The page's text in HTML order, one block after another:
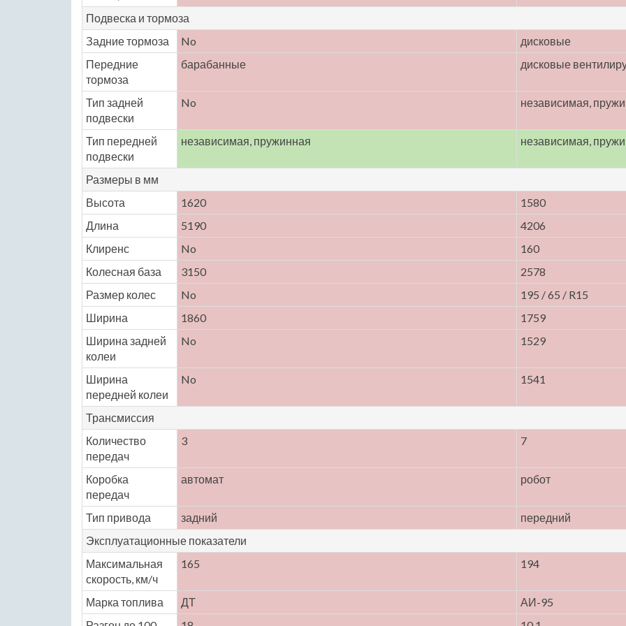
Подвеска и тормоза
Задние тормоза
No
дисковые
Передние
тормоза
барабанные дисковые
Тип задней
подвески
No независимая,
Тип передней
подвески
независимая, пружинная независимая,
Размеры в мм
Высота
1620
1580
Длина
5190
4206
Клиренс
No
160
Колесная база
3150
2578
Размер колес
No
195 / 65 / R15
Ширина
1860
1759
Ширина задней
колеи
No 1529
Ширина
передней колеи
No 1541
Трансмиссия
Количество
передач
3 7
Коробка
передач
автомат робот
Тип привода задний
передний
Эксплуатационные показатели
Максимальная
скорость, км/ч
165 194
Марка топлива ДТ
АИ-95